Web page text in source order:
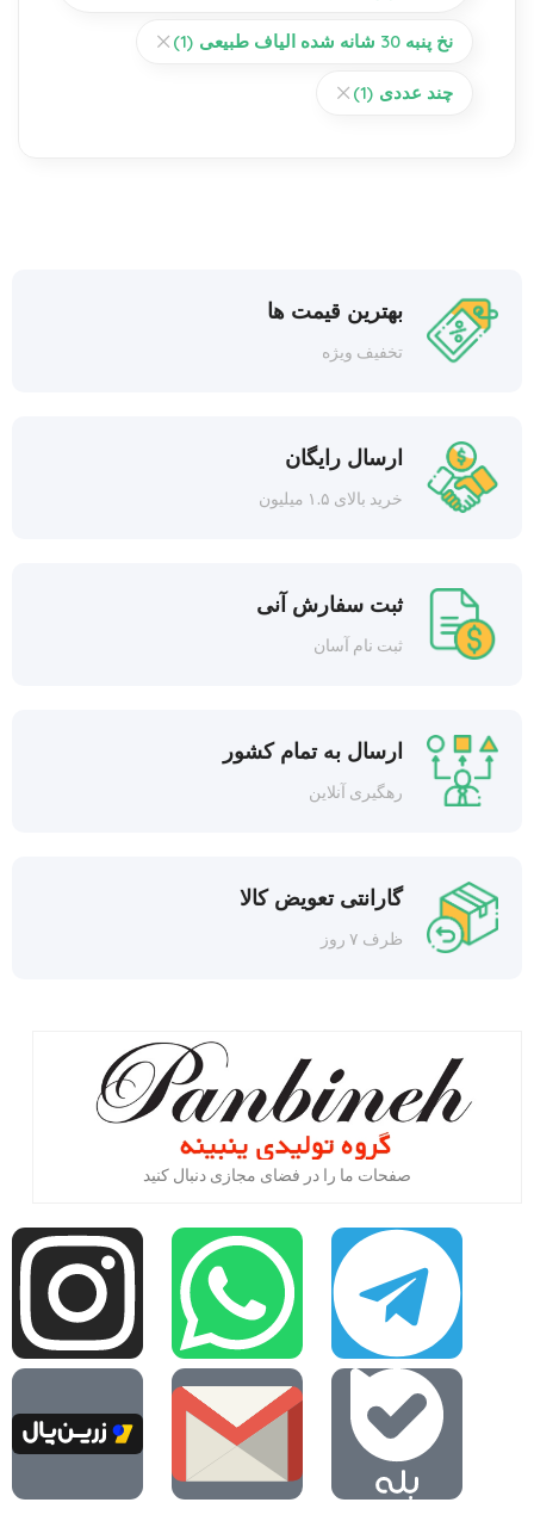
نخ پنبه 30 شانه شده الیاف طبیعی (1)
چند عددی (1)
بهترین قیمت ها
تخفیف ویژه
ارسال رایگان
خرید بالای ۱.۵ میلیون
ثبت سفارش آنی
ثبت نام آسان
ارسال به تمام کشور
رهگیری آنلاین
گارانتی تعویض کالا
ظرف ۷ روز
صفحات ما را در فضای مجازی دنبال کنید